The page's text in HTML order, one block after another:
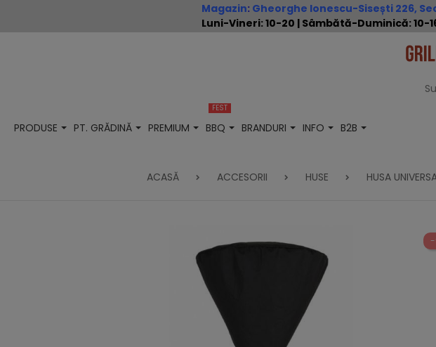
Magazin: Gheorghe Ionescu-Sisești 226,
Luni-Vineri: 10-20 | Sâmbătă-Duminică: 10-
PRODUSE PT. GRĂDINĂ PREMIUM BBQ
FEST
BRANDURI INFO
B2B
ACASĂ ACCESORII HUSE HUSA
-